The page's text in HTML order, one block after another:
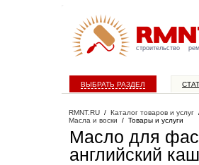
строительство
ВЫБРАТЬ РАЗДЕЛ
RMNT.RU / Каталог товаров и услуг
Масла и воски / Товары и услуги
Масло для
английский